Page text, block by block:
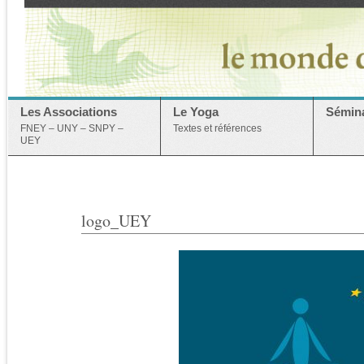
Les Associations
FNEY – UNY – SNPY –
UEY
Le Yoga
Textes et références
logo_UEY